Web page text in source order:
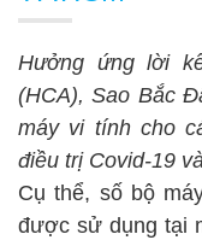
Hưởng ứng lời
(HCA), Sao Bắc
máy vi tính cho
điều trị Covid-19
Cụ thể, số bộ
được sử dụng tại